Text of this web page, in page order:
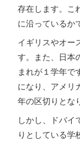
存在します。こ
に沿っているか
イギリスやオー
す。また、日本
まれが１学年で
になり、アメリ
年の区切りとな
しかし、ドバイ
りとしている